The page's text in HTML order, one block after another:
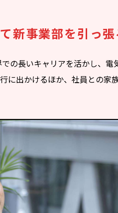
新事業部を引っ
の長いキャリアを活かし、
に出かけるほか、社員との家